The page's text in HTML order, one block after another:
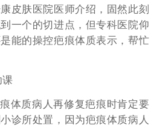
皮肤医院医师介绍，固然此刻
一个的切进点，但专科医院仰
能的操控疤痕体质表示，帮忙
质病人再修复疤痕时肯定要
诊所处置，因为疤痕体质病人